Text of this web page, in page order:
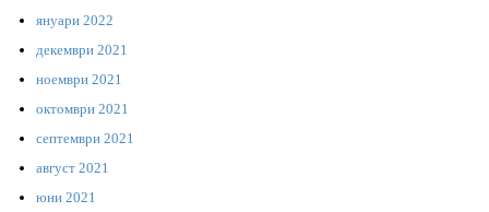
януари 2022
декември 2021
ноември 2021
октомври 2021
септември 2021
август 2021
юни 2021